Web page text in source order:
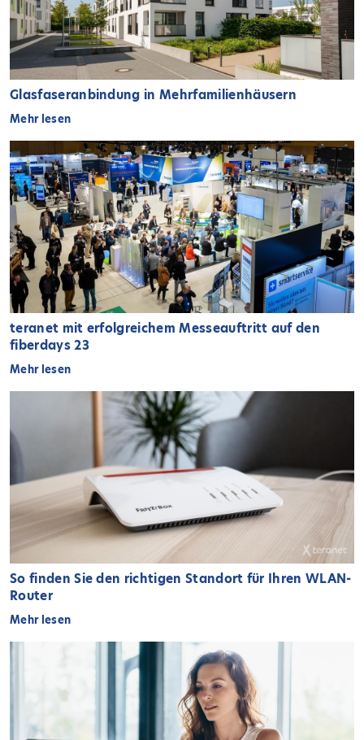
Glasfaseranbindung in Mehrfamilienhäusern
Mehr lesen
teranet mit erfolgreichem Messeauftritt auf den
fiberdays 23
Mehr lesen
So finden Sie den richtigen Standort für Ihren WLAN-
Router
Mehr lesen